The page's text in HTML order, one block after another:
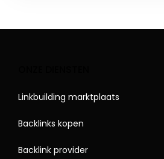
Linkbuilding marktplaats
Backlinks kopen
Backlink provider